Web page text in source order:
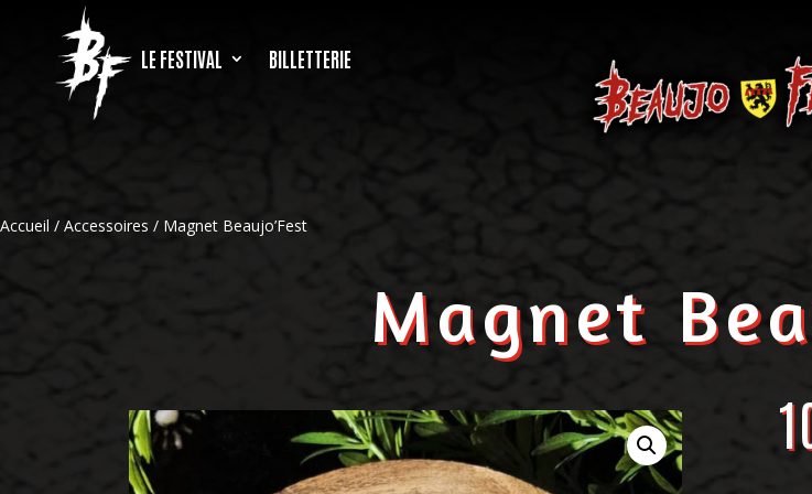
LE FESTIVAL BILLETTERIE
Accueil / Accessoires / Magnet Beaujo’Fest
Magnet